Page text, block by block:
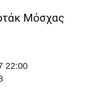
Μόσχας
22:00